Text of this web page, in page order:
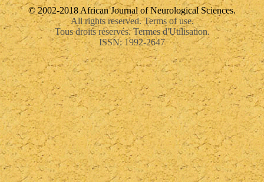
© 2002-2018 African Journal of Neurological Sciences.
All rights reserved. Terms of use.
Tous droits réservés. Termes d'Utilisation.
ISSN: 1992-2647